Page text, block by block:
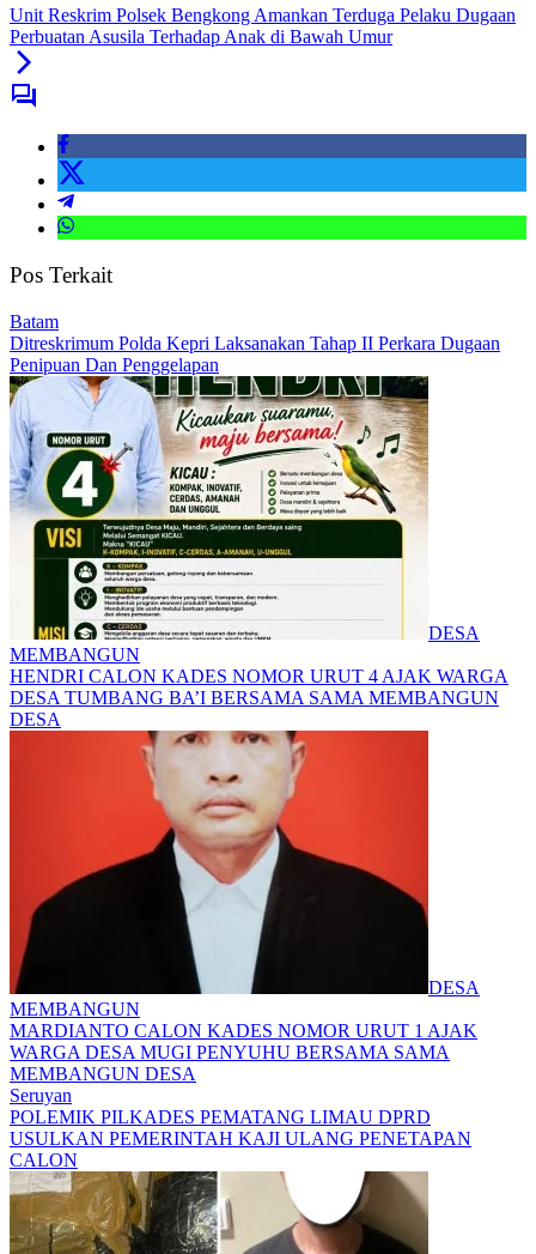
Unit Reskrim Polsek Bengkong Amankan Terduga Pelaku Dugaan
Perbuatan Asusila Terhadap Anak di Bawah Umur
Pos Terkait
Batam
Ditreskrimum Polda Kepri Laksanakan Tahap II Perkara Dugaan
Penipuan Dan Penggelapan
DESA
MEMBANGUN
HENDRI CALON KADES NOMOR URUT 4 AJAK WARGA
DESA TUMBANG BA’I BERSAMA SAMA MEMBANGUN
DESA
DESA
MEMBANGUN
MARDIANTO CALON KADES NOMOR URUT 1 AJAK
WARGA DESA MUGI PENYUHU BERSAMA SAMA
MEMBANGUN DESA
Seruyan
POLEMIK PILKADES PEMATANG LIMAU DPRD
USULKAN PEMERINTAH KAJI ULANG PENETAPAN
CALON